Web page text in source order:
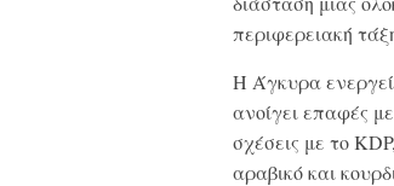
περιφερειακή
Η Άγκυρα
ανοίγει επαφές
σχέσεις με το
αραβικό και